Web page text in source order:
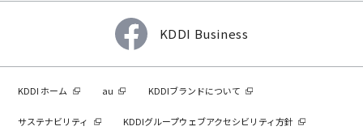
KDDI Business
KDDI ホーム au KDDIブランドについて
サステナビリティ KDDIグループウェブアクセシビリティ方針